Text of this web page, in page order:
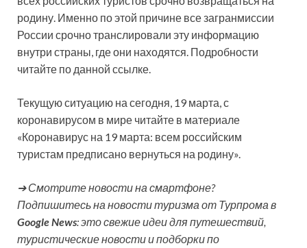
родину. Именно по этой причине все загранмиссии
России срочно транслировали эту информацию
внутри страны, где они находятся. Подробности
читайте по данной ссылке.
Текущую ситуацию на сегодня, 19 марта, с
коронавирусом в мире читайте в материале
«Коронавирус на 19 марта: всем российским
туристам предписано вернуться на родину».
➔ Смотрите новости на смартфоне?
Подпишитесь на новости туризма от Турпрома в
Google News: это свежие идеи для путешествий,
туристические новости и подборки по